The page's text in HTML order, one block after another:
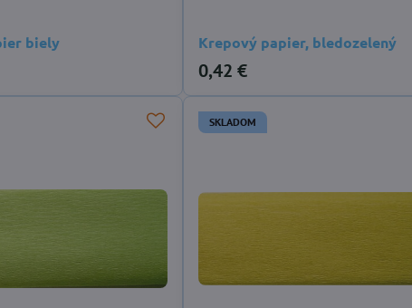
biely Krepový papier, bledozelený
0,42 €
SKLADOM